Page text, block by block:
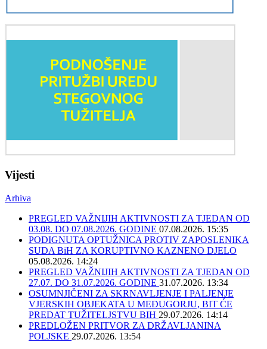
Vijesti
Arhiva
PREGLED VAŽNIJIH AKTIVNOSTI ZA TJEDAN OD
03.08. DO 07.08.2026. GODINE 07.08.2026. 15:35
PODIGNUTA OPTUŽNICA PROTIV ZAPOSLENIKA
SUDA BiH ZA KORUPTIVNO KAZNENO DJELO
05.08.2026. 14:24
PREGLED VAŽNIJIH AKTIVNOSTI ZA TJEDAN OD
27.07. DO 31.07.2026. GODINE 31.07.2026. 13:34
OSUMNJIČENI ZA SKRNAVLJENJE I PALJENJE
VJERSKIH OBJEKATA U MEĐUGORJU, BIT ĆE
PREDAT TUŽITELJSTVU BIH 29.07.2026. 14:14
PREDLOŽEN PRITVOR ZA DRŽAVLJANINA
POLJSKE 29.07.2026. 13:54